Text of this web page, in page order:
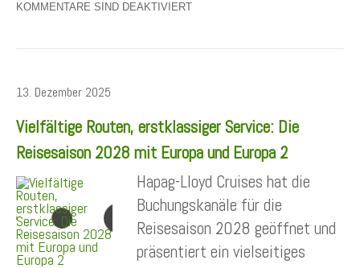
KOMMENTARE SIND DEAKTIVIERT
13. Dezember 2025
Vielfältige Routen, erstklassiger Service: Die
Reisesaison 2028 mit Europa und Europa 2
Hapag-Lloyd Cruises hat die
Buchungskanäle für die
Reisesaison 2028 geöffnet und
präsentiert ein vielseitiges